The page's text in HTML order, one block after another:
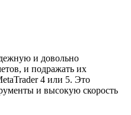
и довольно
и подражать их
4 или 5. Это
и высокую скорость